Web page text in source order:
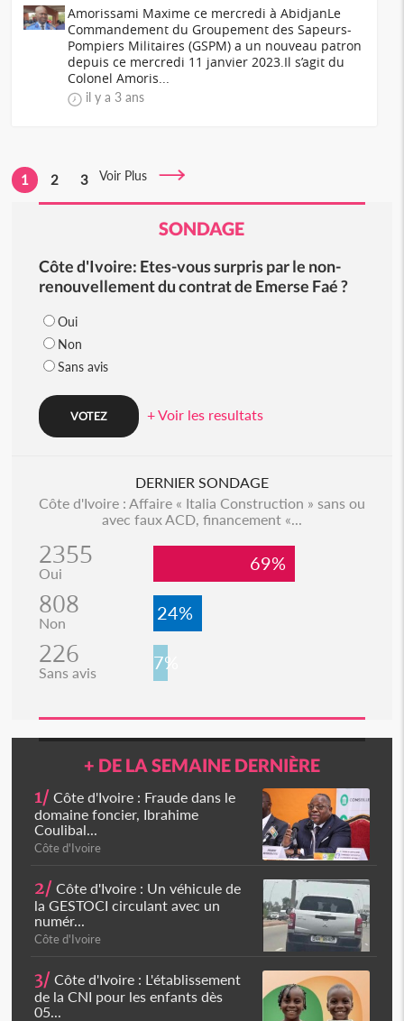
Amorissami Maxime ce mercredi à AbidjanLe
Commandement du Groupement des Sapeurs-
Pompiers Militaires (GSPM) a un nouveau patron
depuis ce mercredi 11 janvier 2023.Il s’agit du
Colonel Amoris...
il y a 3 ans
1 2 3 Voir Plus
SONDAGE
Côte d'Ivoire: Etes-vous surpris par le non-
renouvellement du contrat de Emerse Faé ?
Oui
Non
Sans avis
+ Voir les resultats
DERNIER SONDAGE
Côte d'Ivoire : Affaire « Italia Construction » sans ou
avec faux ACD, financement «...
2355
Oui 69%
808
Non 24%
226
Sans avis 7%
+ DE LA SEMAINE DERNIÈRE
1/ Côte d'Ivoire : Fraude dans le
domaine foncier, Ibrahime
Coulibal...
Côte d'Ivoire
2/ Côte d'Ivoire : Un véhicule de
la GESTOCI circulant avec un
numér...
Côte d'Ivoire
3/ Côte d'Ivoire : L'établissement
de la CNI pour les enfants dès
05...